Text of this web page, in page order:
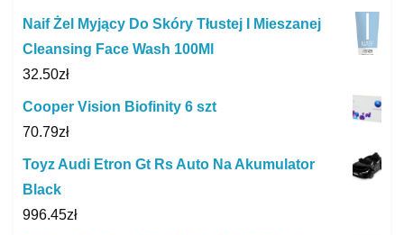
Naif Żel Myjący Do Skóry Tłustej I Mieszanej
Cleansing Face Wash 100Ml
32.50zł
Cooper Vision Biofinity 6 szt
70.79zł
Toyz Audi Etron Gt Rs Auto Na Akumulator
Black
996.45zł